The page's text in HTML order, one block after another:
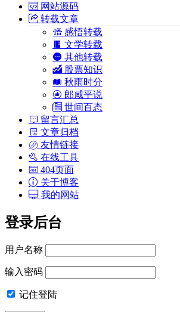
网站源码
转载文章
感悟转载
文学转载
其他转载
股票知识
秋雨时分
郎咸平说
世间百态
留言汇总
文章归档
友情链接
在线工具
404页面
关于博客
我的网站
登录后台
用户名称
输入密码
记住登陆